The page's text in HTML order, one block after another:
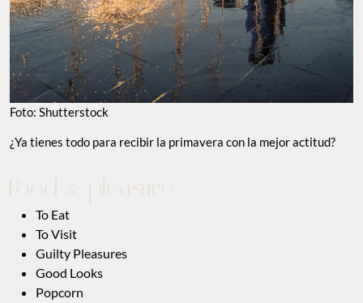
Foto: Shutterstock
¿Ya tienes todo para recibir la primavera con la mejor actitud?
To Eat
To Visit
Guilty Pleasures
Good Looks
Popcorn